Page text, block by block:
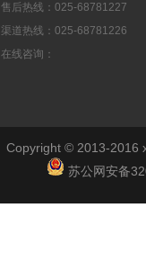
售后热线：025-68781227
渠道热线：025-68781226
在线咨询：
Copyright © 2013-2016
苏公网安备